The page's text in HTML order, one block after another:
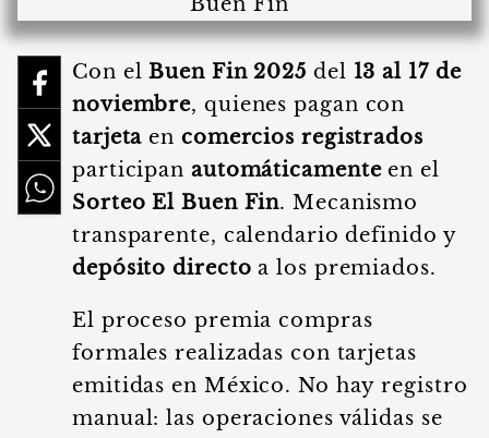
Con elBuen Fin 2025 del 13 al 17 de
noviembre, quienes pagan con
tarjeta en comercios registrados
participan automáticamenteen el
Sorteo El Buen Fin. Mecanismo
transparente, calendario definido y
depósito directo a los premiados.
El proceso premia compras
formales realizadas con tarjetas
emitidas en México. No hay registro
manual: las operaciones válidas se